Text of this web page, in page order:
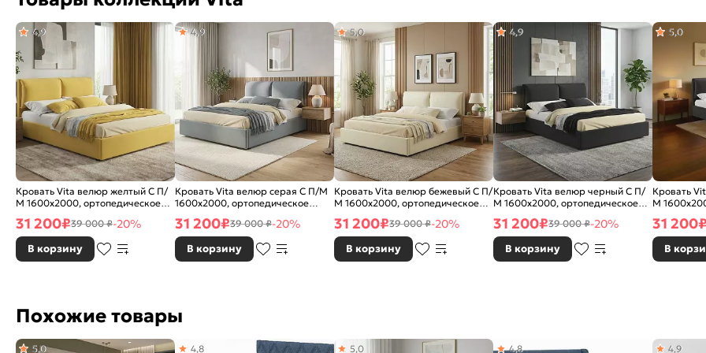
Кровать Vita велюр желтый С П/
М 1600x2000, ортопедическое
4,9
31 200₽39 000 ₽-20%
В корзину
Кровать Vita велюр серая С П/М
1600x2000, ортопедическое
4,9
31 200₽39 000 ₽-20%
В корзину
Кровать Vita велюр бежевый С П/
М 1600x2000, ортопедическое
5,0
31 200₽39 000 ₽-20%
В корзину
Кровать Vita велюр черный С П/
М 1600x2000, ортопедическое
4,9
31 200₽39 000 ₽-20%
В корзину
Кровать
М
5,0
31 200₽
В
Похожие товары
5,0 4,8 5,0 4,8 4,9